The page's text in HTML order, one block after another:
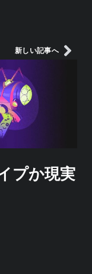
新しい記事へ
プか現実